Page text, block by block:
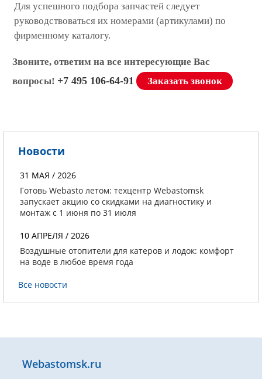
Для успешного подбора запчастей следует
руководствоваться их номерами (артикулами) по
фирменному каталогу.
Звоните, ответим на все интересующие Вас
вопросы! +7 495 106-64-91 Заказать звонок
Новости
31 МАЯ / 2026
Готовь Webasto летом: техцентр Webastomsk
запускает акцию со скидками на диагностику и
монтаж с 1 июня по 31 июля
10 АПРЕЛЯ / 2026
Воздушные отопители для катеров и лодок: комфорт
на воде в любое время года
Все новости
Webastomsk.ru